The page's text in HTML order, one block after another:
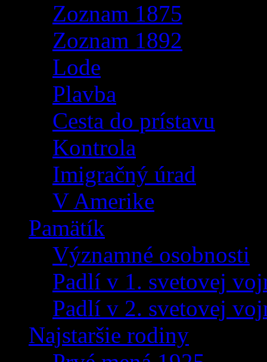
Zoznam 1875
Zoznam 1892
Lode
Plavba
Cesta do prístavu
Kontrola
Imigračný úrad
V Amerike
Pamätík
Významné osobnosti
Padlí v 1. svetovej
Padlí v 2. svetovej
Najstaršie rodiny